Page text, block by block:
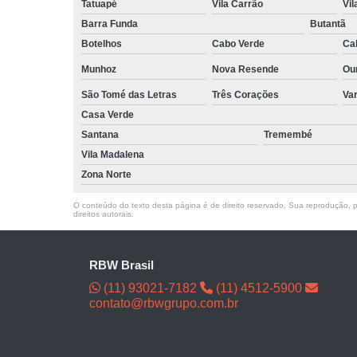
Tatuapé Vila Carrão
Barra Funda
Butantã
Botelhos
Cabo Verde
Munhoz Nova Resende
São Tomé das Letras Três Corações
Casa Verde
Santana
Tremembé
Vila Madalena
Zona Norte
O conteúdo do texto desta página é de direito reservado. Sua reprodução,
direitos autorais
RBW Brasil
(11) 93021-7182
(11) 4512-5900
contato@rbwgrupo.com.br